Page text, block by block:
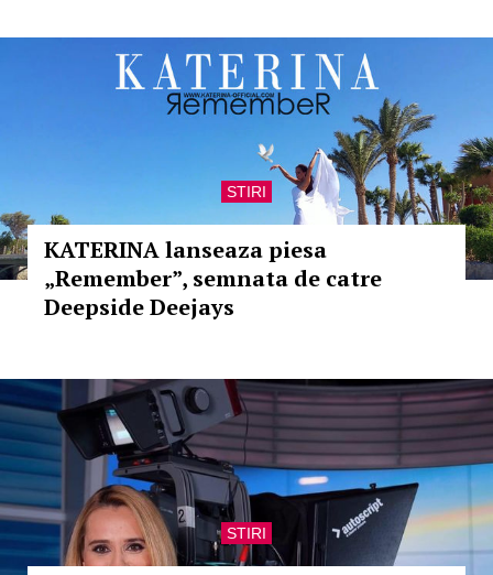
STIRI
KATERINA lanseaza piesa
„Remember”, semnata de catre
Deepside Deejays
STIRI